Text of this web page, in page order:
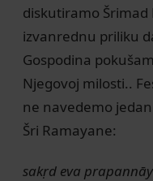
diskutiramo
izvanrednu priliku
Gospodina
Njegovoj milosti..
ne navedemo
Šri Ramayane:
sakṛd eva